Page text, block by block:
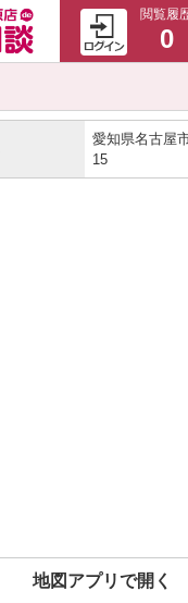
閲覧履
0
愛知県名古屋
15
地図アプリで開く